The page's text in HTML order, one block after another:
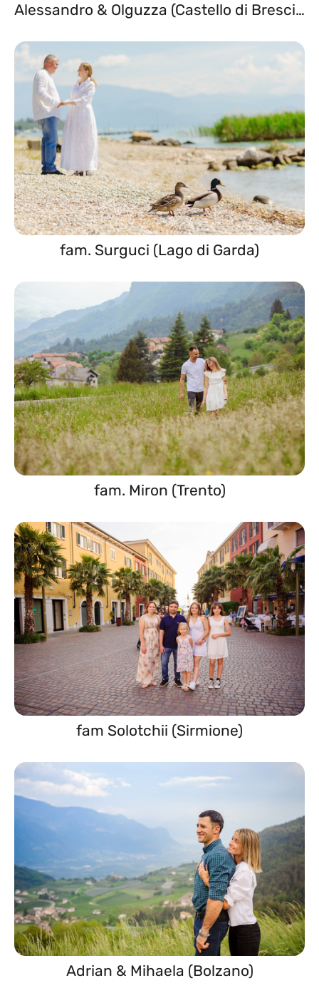
Alessandro & Olguzza (Castello di Brescia)
fam. Surguci (Lago di Garda)
fam. Miron (Trento)
fam Solotchii (Sirmione)
Adrian & Mihaela (Bolzano)